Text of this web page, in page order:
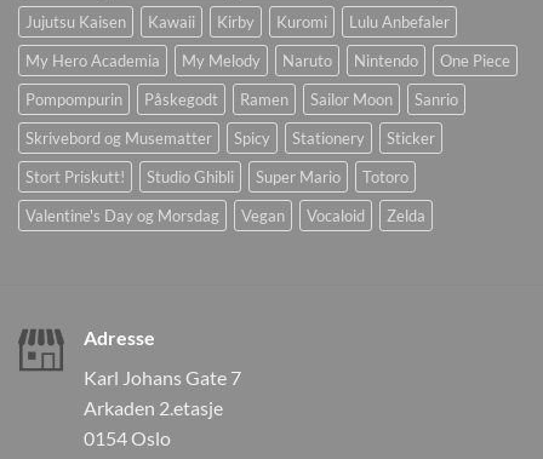
Jujutsu Kaisen
Kawaii Kirby Kuromi
Lulu Anbefaler
My Hero Academia
My Melody Naruto Nintendo
One Piece
Pompompurin
Påskegodt Ramen Sailor Moon
Sanrio
Skrivebord og Musematter
Spicy Stationery
Sticker
Stort Priskutt!
Studio Ghibli Super Mario
Totoro
Valentine's Day og Morsdag
Vegan Vocaloid Zelda
Adresse
Karl Johans Gate 7
Arkaden 2.etasje
0154 Oslo